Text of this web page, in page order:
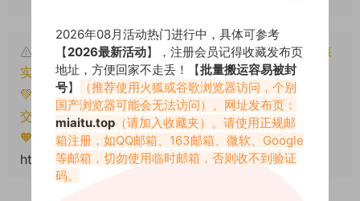
本文资源仅供个人参考学习，请勿批量搬运，一经核
实将封禁账号权限！
💚本文资源均来源网友分享，若侵犯了您的权益可以提
交工单处理。
🧡转载请注明出处！原文链接：
https://miaitu.cc/81133.html
2026年08月活动热门进行中，具体可参考
【2026最新活动】，注册会员记得收藏发布页
地址，方便回家不走丢！【批量搬运容易被封
号】
（推荐使用火狐或谷歌浏览器访问，个别
国产浏览器可能会无法访问）。网址发布页：
miaitu.top （请加入收藏夹）。请使用正规邮
箱注册，如QQ邮箱、163邮箱、微软、Google
等邮箱，切勿使用临时邮箱，否则收不到验证
码。